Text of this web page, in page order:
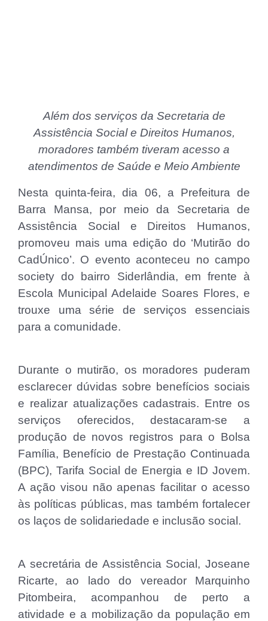
Além dos serviços da Secretaria de
Assistência Social e Direitos Humanos,
moradores também tiveram acesso a
atendimentos de Saúde e Meio Ambiente
Nesta quinta-feira, dia 06, a Prefeitura de
Barra Mansa, por meio da Secretaria de
Assistência Social e Direitos Humanos,
promoveu mais uma edição do ‘Mutirão do
CadÚnico’. O evento aconteceu no campo
society do bairro Siderlândia, em frente à
Escola Municipal Adelaide Soares Flores, e
trouxe uma série de serviços essenciais
para a comunidade.
Durante o mutirão, os moradores puderam
esclarecer dúvidas sobre benefícios sociais
e realizar atualizações cadastrais. Entre os
serviços oferecidos, destacaram-se a
produção de novos registros para o Bolsa
Família, Benefício de Prestação Continuada
(BPC), Tarifa Social de Energia e ID Jovem.
A ação visou não apenas facilitar o acesso
às políticas públicas, mas também fortalecer
os laços de solidariedade e inclusão social.
A secretária de Assistência Social, Joseane
Ricarte, ao lado do vereador Marquinho
Pitombeira, acompanhou de perto a
atividade e a mobilização da população em